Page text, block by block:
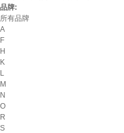
品牌:
所有品牌
A
F
H
K
L
M
N
O
R
S